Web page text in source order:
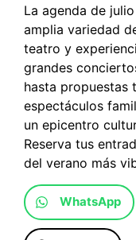
La agenda de
amplia variedad
teatro y
grandes
hasta propuestas
espectáculos
un epicentro
Reserva tus
del verano más
WhatsApp